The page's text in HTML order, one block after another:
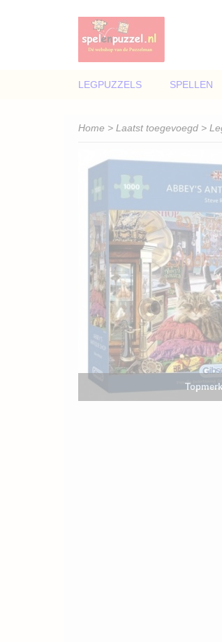
LEGPUZZELS SPELLEN
Home > Laatst toegevoegd >
Topmerk